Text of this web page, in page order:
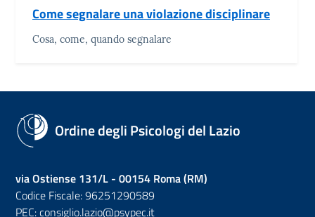
Come segnalare una violazione disciplinare
Cosa, come, quando segnalare
Ordine degli Psicologi del Lazio
via Ostiense 131/L - 00154 Roma (RM)
Codice Fiscale: 96251290589
PEC:consiglio.lazio@psypec.it